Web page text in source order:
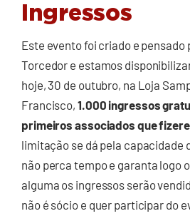
Ingressos
Este evento foi criado e pensado
Torcedor e estamos
hoje, 30 de outubro, na Loja
Francisco, 1.000 ingressos
primeiros associados que
limitação se dá pela capacidade
não perca tempo e garanta logo
alguma os ingressos serão
não é sócio e quer participar do